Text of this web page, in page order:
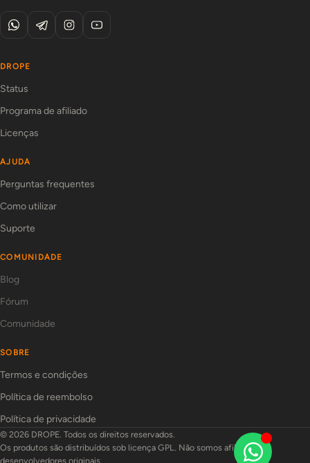
DROPE
Status
Programa de afiliado
Licenças
AJUDA
Perguntas frequentes
Como utilizar
Suporte
COMUNIDADE
Blog
Fórum
Comunidade
SOBRE
Termos e condições
Política de reembolso
Política de privacidade
© 2026 DROPE. Todos os direitos reservados.
Os produtos são distribuídos sob licença GPL. Não somos afiliados aos
desenvolvedores originais.